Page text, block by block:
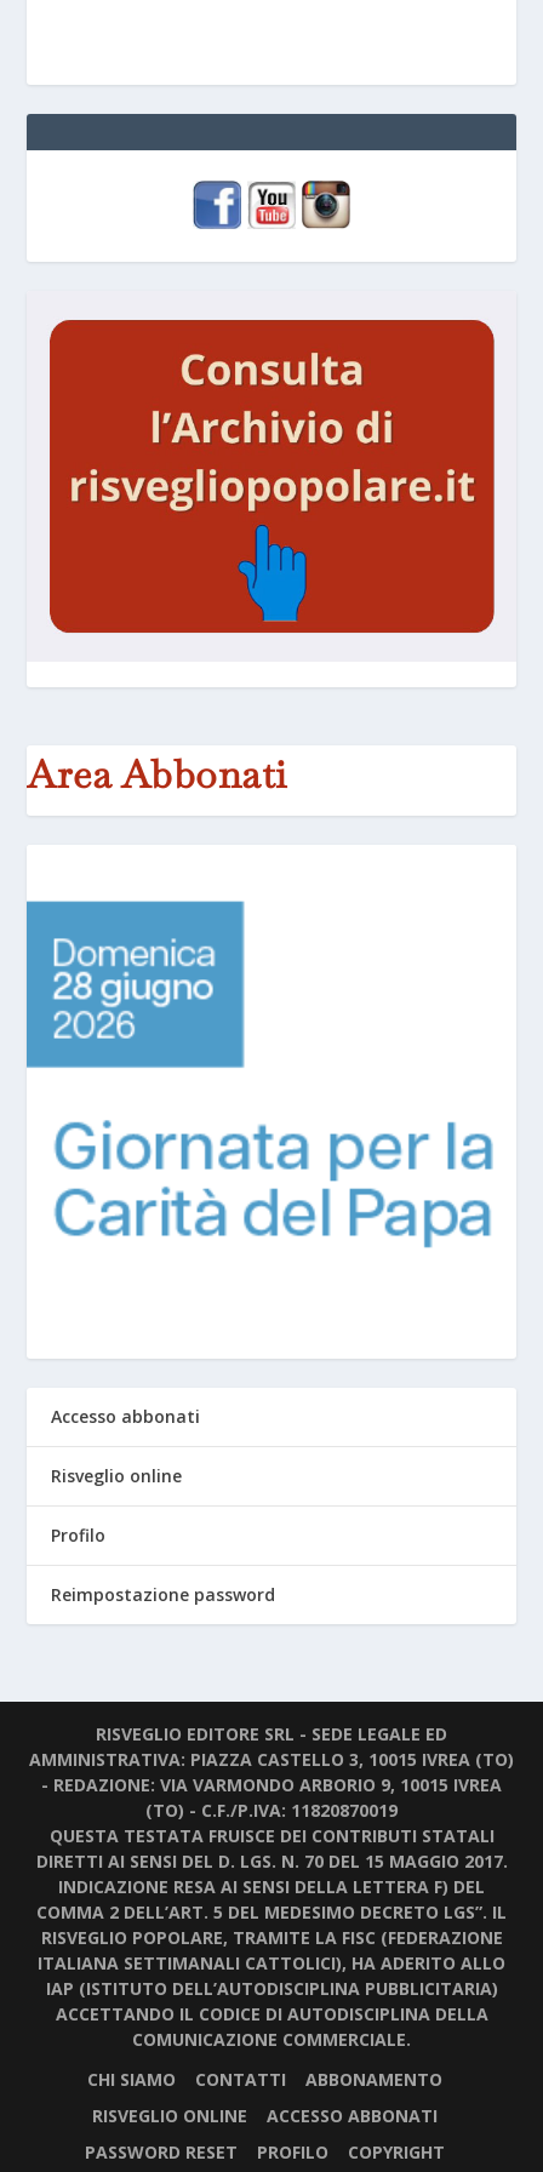
Area Abbonati
Accesso abbonati
Risveglio online
Profilo
Reimpostazione password
RISVEGLIO EDITORE SRL - SEDE LEGALE ED
AMMINISTRATIVA: PIAZZA CASTELLO 3, 10015 IVREA (TO)
- REDAZIONE: VIA VARMONDO ARBORIO 9, 10015 IVREA
(TO) - C.F./P.IVA: 11820870019
QUESTA TESTATA FRUISCE DEI CONTRIBUTI STATALI
DIRETTI AI SENSI DEL D. LGS. N. 70 DEL 15 MAGGIO 2017.
INDICAZIONE RESA AI SENSI DELLA LETTERA F) DEL
COMMA 2 DELL’ART. 5 DEL MEDESIMO DECRETO LGS”. IL
RISVEGLIO POPOLARE, TRAMITE LA FISC (FEDERAZIONE
ITALIANA SETTIMANALI CATTOLICI), HA ADERITO ALLO
IAP (ISTITUTO DELL’AUTODISCIPLINA PUBBLICITARIA)
ACCETTANDO IL CODICE DI AUTODISCIPLINA DELLA
COMUNICAZIONE COMMERCIALE.
CHI SIAMO
CONTATTI
ABBONAMENTO
RISVEGLIO ONLINE
ACCESSO ABBONATI
PASSWORD RESET
PROFILO COPYRIGHT